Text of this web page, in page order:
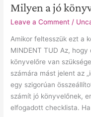
Milyen a jó
Leave a Comment /
Amikor feltesszük ezt a
MINDENT TUD Az,
könyvelőre van
számára mást jelent az
egy szigorúan
számít jó könyvelőnek,
elfogadott checklista.